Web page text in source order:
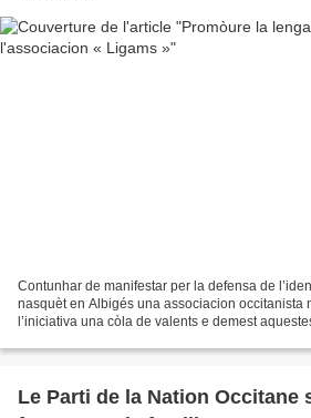
Contunhar de manifestar per la defensa de
nasquèt en Albigés una associacion occitanista
l’iniciativa una còla de valents e demest
Le Parti de la Nation Occitane